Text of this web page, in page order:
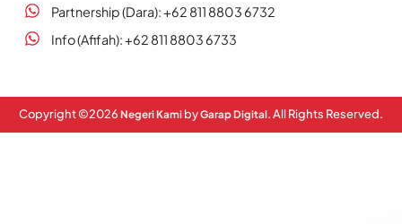
Partnership (Dara): +62 811 8803 6732
Info (Afifah): +62 811 8803 6733
Copyright ©2026 Negeri Kami byGarap Digital. All Rights Reserved.